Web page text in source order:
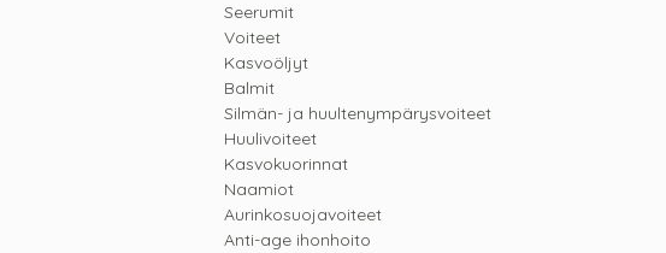
Seerumit
Voiteet
Kasvoöljyt
Balmit
Silmän- ja huultenympärysvoiteet
Huulivoiteet
Kasvokuorinnat
Naamiot
Aurinkosuojavoiteet
Anti-age ihonhoito